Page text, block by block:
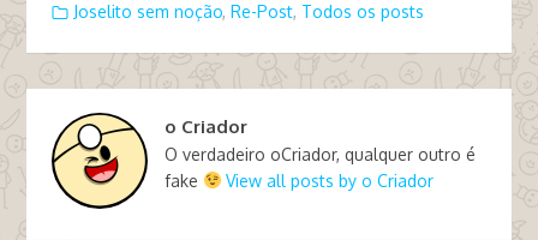
Joselito sem noção, Re-Post, Todos os posts
o Criador
O verdadeiro oCriador, qualquer outro é
fake
View all posts by o Criador